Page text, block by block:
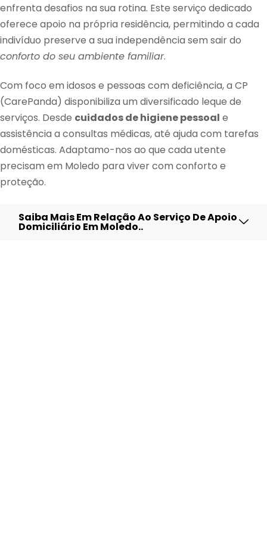
enfrenta desafios na sua rotina. Este serviço dedicado
oferece apoio na própria residência, permitindo a cada
indivíduo preserve a sua independência sem sair do
conforto do seu ambiente familiar.
Com foco em idosos e pessoas com deficiência, a CP
(CarePanda) disponibiliza um diversificado leque de
serviços. Desde cuidados de higiene pessoal e
assistência a consultas médicas, até ajuda com tarefas
domésticas. Adaptamo-nos ao que cada utente
precisam em Moledo para viver com conforto e
proteção.
Saiba Mais Em Relação Ao Serviço De Apoio
Domiciliário Em Moledo..